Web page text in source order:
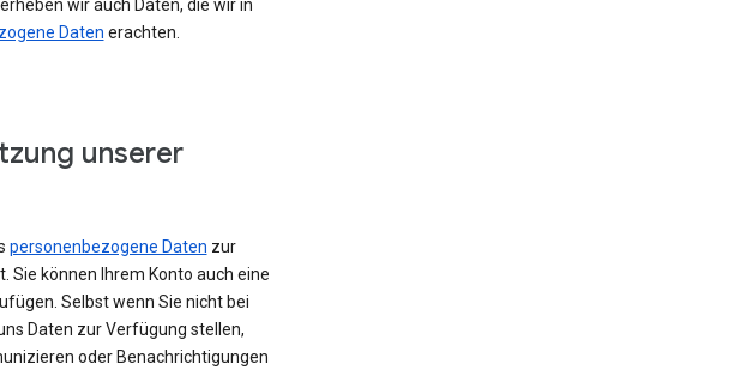
wir auch Daten, die wir in
Daten erachten.
unserer
personenbezogene Daten zur
Sie können Ihrem Konto auch eine
Selbst wenn Sie nicht bei
Daten zur Verfügung stellen,
oder Benachrichtigungen